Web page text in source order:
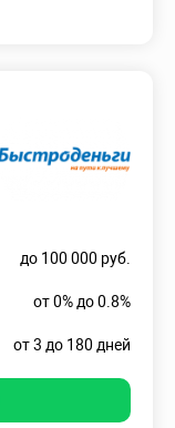
до 100 000 руб.
от 0% до 0.8%
от 3 до 180 дней